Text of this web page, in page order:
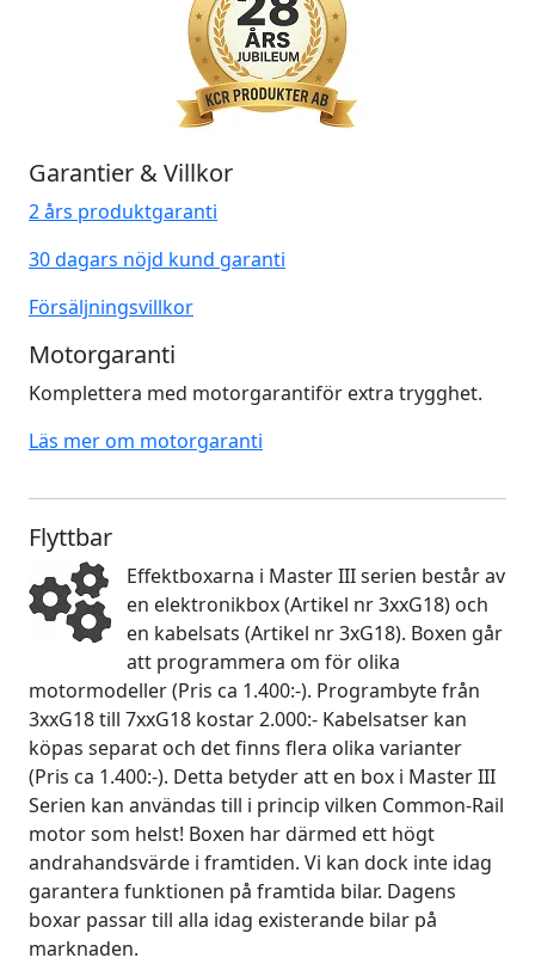
Garantier & Villkor
2 års produktgaranti
30 dagars nöjd kund garanti
Försäljningsvillkor
Motorgaranti
Komplettera med motorgarantiför extra trygghet.
Läs mer om motorgaranti
Flyttbar
Effektboxarna i Master III serien består av
en elektronikbox (Artikel nr 3xxG18) och
en kabelsats (Artikel nr 3xG18). Boxen går
att programmera om för olika
motormodeller (Pris ca 1.400:-). Programbyte från
3xxG18 till 7xxG18 kostar 2.000:- Kabelsatser kan
köpas separat och det finns flera olika varianter
(Pris ca 1.400:-). Detta betyder att en box i Master III
Serien kan användas till i princip vilken Common-Rail
motor som helst! Boxen har därmed ett högt
andrahandsvärde i framtiden. Vi kan dock inte idag
garantera funktionen på framtida bilar. Dagens
boxar passar till alla idag existerande bilar på
marknaden.